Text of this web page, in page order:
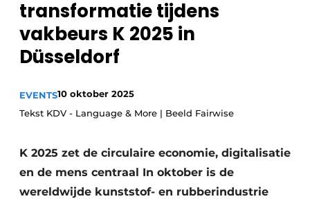
Privacy / Cookie statement
Vacature aanmelden
Vacatures
transformatie tijdens
vakbeurs K 2025 in
Düsseldorf
EVENTS10 oktober 2025
Tekst KDV - Language & More | Beeld Fairwise
K 2025 zet de circulaire economie, digitalisatie
en de mens centraal In oktober is de
wereldwijde kunststof- en rubberindustrie